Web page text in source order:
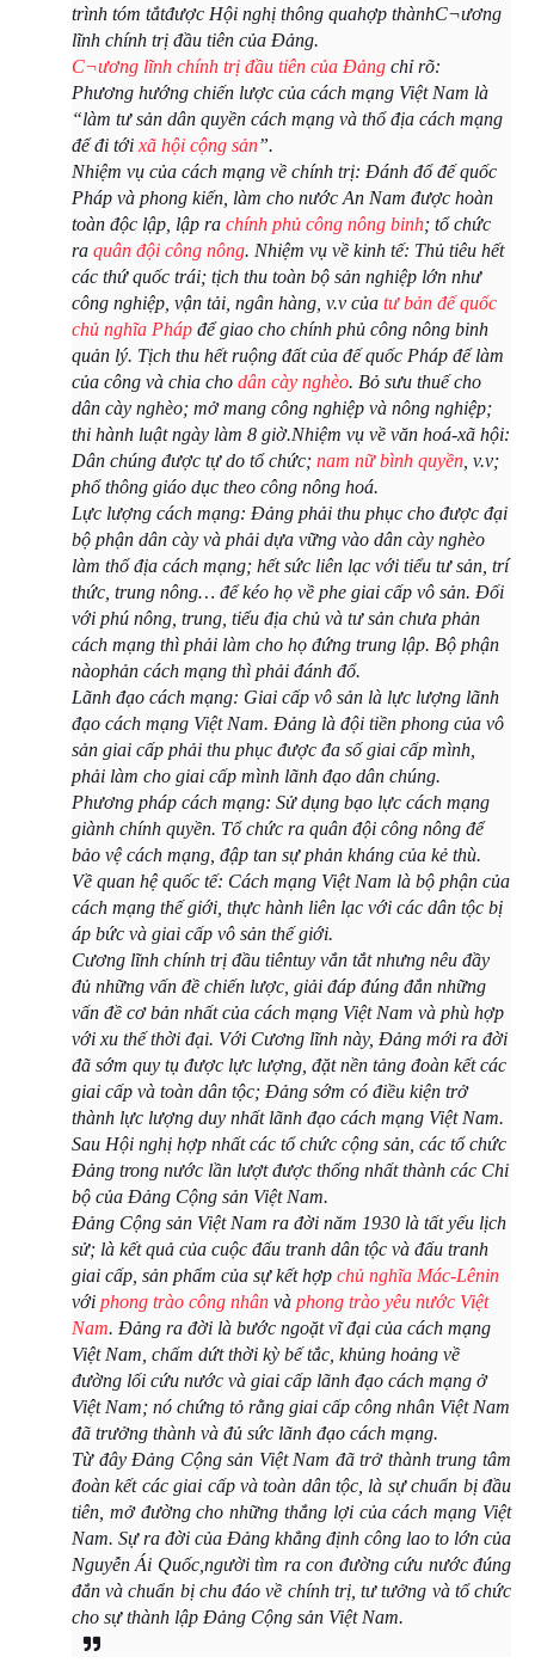
trình tóm tắtđược Hội nghị thông quahợp thànhC¬ương
lĩnh chính trị đầu tiên của Đảng.
C¬ương lĩnh chính trị đầu tiên của Đảng chỉ rõ:
Phương hướng chiến lược của cách mạng Việt Nam là
“làm tư sản dân quyền cách mạng và thổ địa cách mạng
để đi tới xã hội cộng sản”.
Nhiệm vụ của cách mạng về chính trị: Đánh đổ đế quốc
Pháp và phong kiến, làm cho nước An Nam được hoàn
toàn độc lập, lập ra chính phủ công nông binh; tổ chức
ra quân đội công nông. Nhiệm vụ về kinh tế: Thủ tiêu hết
các thứ quốc trái; tịch thu toàn bộ sản nghiệp lớn như
công nghiệp, vận tải, ngân hàng, v.v của tư bản đế quốc
chủ nghĩa Pháp để giao cho chính phủ công nông binh
quản lý. Tịch thu hết ruộng đất của đế quốc Pháp để làm
của công và chia cho dân cày nghèo. Bỏ sưu thuế cho
dân cày nghèo; mở mang công nghiệp và nông nghiệp;
thi hành luật ngày làm 8 giờ.Nhiệm vụ về văn hoá-xã hội:
Dân chúng được tự do tổ chức; nam nữ bình quyền , v.v;
phổ thông giáo dục theo công nông hoá.
Lực lượng cách mạng: Đảng phải thu phục cho được đại
bộ phận dân cày và phải dựa vững vào dân cày nghèo
làm thổ địa cách mạng; hết sức liên lạc với tiểu tư sản, trí
thức, trung nông… để kéo họ về phe giai cấp vô sản. Đối
với phú nông, trung, tiểu địa chủ và tư sản chưa phản
cách mạng thì phải làm cho họ đứng trung lập. Bộ phận
nàophản cách mạng thì phải đánh đổ.
Lãnh đạo cách mạng: Giai cấp vô sản là lực lượng lãnh
đạo cách mạng Việt Nam. Đảng là đội tiền phong của vô
sản giai cấp phải thu phục được đa số giai cấp mình,
phải làm cho giai cấp mình lãnh đạo dân chúng.
Phương pháp cách mạng: Sử dụng bạo lực cách mạng
giành chính quyền. Tổ chức ra quân đội công nông để
bảo vệ cách mạng, đập tan sự phản kháng của kẻ thù.
Về quan hệ quốc tế: Cách mạng Việt Nam là bộ phận của
cách mạng thế giới, thực hành liên lạc với các dân tộc bị
áp bức và giai cấp vô sản thế giới.
Cương lĩnh chính trị đầu tiêntuy vắn tắt nhưng nêu đầy
đủ những vấn đề chiến lược, giải đáp đúng đắn những
vấn đề cơ bản nhất của cách mạng Việt Nam và phù hợp
với xu thế thời đại. Với Cương lĩnh này, Đảng mới ra đời
đã sớm quy tụ được lực lượng, đặt nền tảng đoàn kết các
giai cấp và toàn dân tộc; Đảng sớm có điều kiện trở
thành lực lượng duy nhất lãnh đạo cách mạng Việt Nam.
Sau Hội nghị hợp nhất các tổ chức cộng sản, các tổ chức
Đảng trong nước lần lượt được thống nhất thành các Chi
bộ của Đảng Cộng sản Việt Nam.
Đảng Cộng sản Việt Nam ra đời năm 1930 là tất yếu lịch
sử; là kết quả của cuộc đấu tranh dân tộc và đấu tranh
giai cấp, sản phẩm của sự kết hợp chủ nghĩa Mác-Lênin
với phong trào công nhân và phong trào yêu nước Việt
Nam. Đảng ra đời là bước ngoặt vĩ đại của cách mạng
Việt Nam, chấm dứt thời kỳ bế tắc, khủng hoảng về
đường lối cứu nước và giai cấp lãnh đạo cách mạng ở
Việt Nam; nó chứng tỏ rằng giai cấp công nhân Việt Nam
đã trưởng thành và đủ sức lãnh đạo cách mạng.
Từ đây Đảng Cộng sản Việt Nam đã trở thành trung tâm
đoàn kết các giai cấp và toàn dân tộc, là sự chuẩn bị đầu
tiên, mở đường cho những thắng lợi của cách mạng Việt
Nam. Sự ra đời của Đảng khẳng định công lao to lớn của
Nguyễn Ái Quốc,người tìm ra con đường cứu nước đúng
đắn và chuẩn bị chu đáo về chính trị, tư tưởng và tổ chức
cho sự thành lập Đảng Cộng sản Việt Nam.